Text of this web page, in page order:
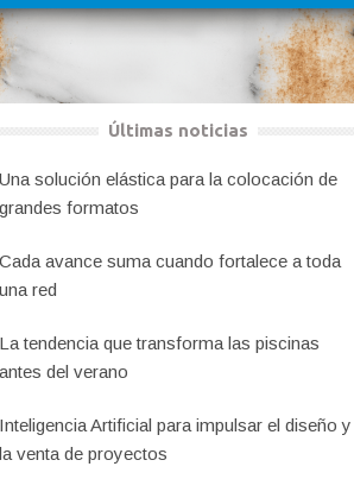
Últimas noticias
Una solución elástica para la colocación de
grandes formatos
Cada avance suma cuando fortalece a toda
una red
La tendencia que transforma las piscinas
antes del verano
Inteligencia Artificial para impulsar el diseño y
la venta de proyectos